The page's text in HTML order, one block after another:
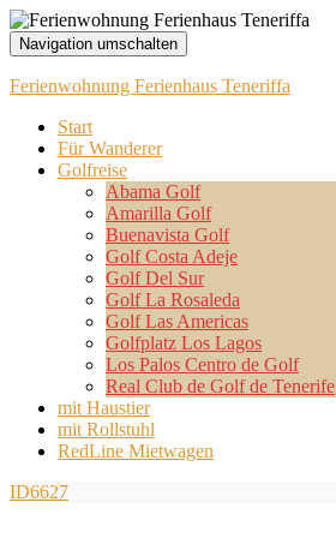
Navigation umschalten
Ferienwohnung Ferienhaus Teneriffa
Start
Für Wanderer
Golfreise
Abama Golf
Amarilla Golf
Buenavista Golf
Golf Costa Adeje
Golf Del Sur
Golf La Rosaleda
Golf Las Americas
Golfplatz Los Lagos
Los Palos Centro de Golf
Real Club de Golf de Tenerife
mit Haustier
mit Rollstuhl
RedLine Mietwagen
ID6627